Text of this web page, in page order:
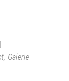
, Galerie